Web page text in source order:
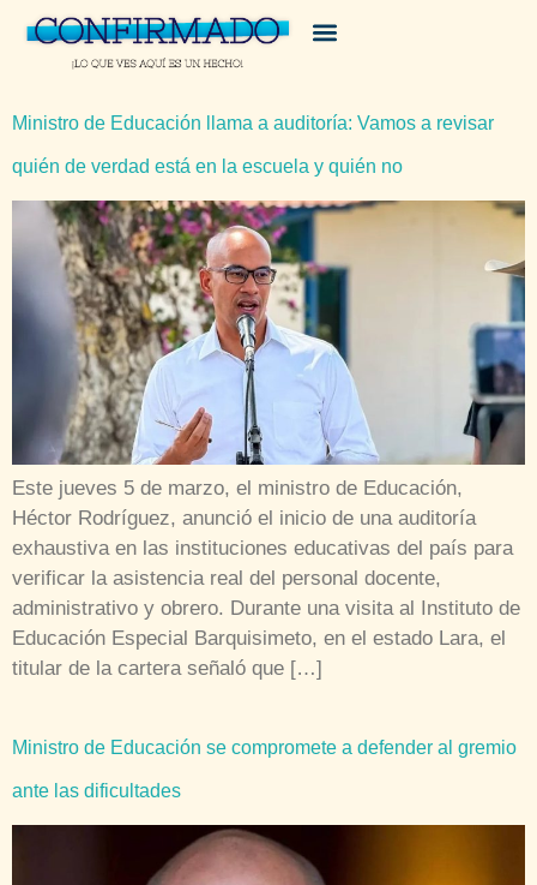
Ministro de Educación llama a auditoría: Vamos a revisar
quién de verdad está en la escuela y quién no
Este jueves 5 de marzo, el ministro de Educación,
Héctor Rodríguez, anunció el inicio de una auditoría
exhaustiva en las instituciones educativas del país para
verificar la asistencia real del personal docente,
administrativo y obrero. Durante una visita al Instituto de
Educación Especial Barquisimeto, en el estado Lara, el
titular de la cartera señaló que […]
Ministro de Educación se compromete a defender al gremio
ante las dificultades